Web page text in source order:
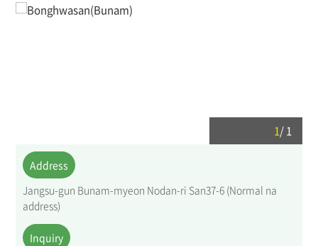
1/1
Address
Jangsu-gun Bunam-myeon Nodan-ri San37-6 (Normal na
address)
Inquiry